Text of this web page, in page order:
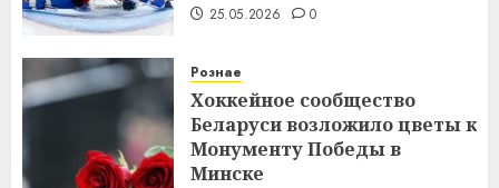
25.05.2026 0
Рознае
Хоккейное сообщество
Беларуси возложило цветы к
Монументу Победы в
Минске